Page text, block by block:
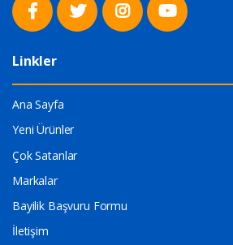
Linkler
Ana Sayfa
Yeni Ürünler
Çok Satanlar
Markalar
Bayilik Başvuru Formu
İletişim